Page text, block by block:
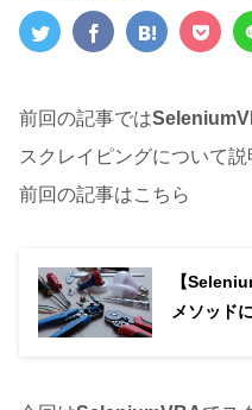
前回の記事では
スクレイピングについて説
前回の記事はこちら
【
メソッド